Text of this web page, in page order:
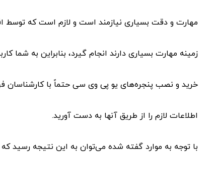
مهارت و دقت بسیاری نیازمند است و لازم است که توسط
زمینه مهارت بسیاری دارند انجام گیرد، بنابراین به شما
خرید و نصب پنجره‌های یو پی وی سی حتماً با کارشناسان
اطلاعات لازم را از طریق آنها به دست آورید.
با توجه به موارد گفته شده می‌توان به این نتیجه رسید که